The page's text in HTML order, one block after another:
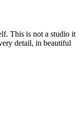
This is not a studio it
detail, in beautiful